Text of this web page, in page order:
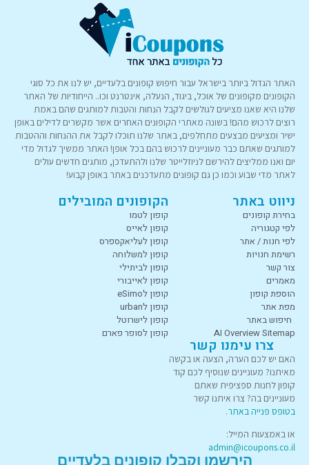
האתר הגדול ביותר בישראל עבור חיפוש קופונים בלעדיים, יש לנו את כל סוגי
הקופונים מקופונים של אוכל, ביגוד, הנעלה, אינטרנט וכו.. הייחודיות של האתר
שלנו היא שאנו מציעים לגולשים לקבל הנחות והטבות למותגים שהם באמת
רוצים לרכוש מהם! בשונה מאתרי הקופונים האחרים אשר מקשרים לדילים באופן
ישיר ומציעים מבצעים מתחלפים, באתר שלנו תוכלו לקבל את ההנחות וההטבות
למותגים שאתם כבר מעוניינים לרכוש בהם בכל אופן! האתר ממשיך לגדול מדי
יום ואנו ממליצים להירשם לניוזלייטר שלנו ולהתעדכן, מותגים חדשים עולים
לאתר מדי שבוע וכמו כן גם קופונים מתעדכנים באתר באופן קבוע!
ניווט באתר
בחירת קופונים
לפי קטגוריה
לפי חנות / אתר
רשימת חנויות
צור קשר
מאמרים
הוספת קופון
מפת אתר
חיפוש באתר
AI Overview Sitemap
הקופונים המובילים
קופון לטמו
קופון לאייס
קופון לעליאקספרס
קופון למשלוחה
קופון לביתילי
קופון לאייבורי
קופון לeSimo
קופון לurban
קופון לישרוטל
קופון לסופר פארם
צרו עימנו קשר
האם יש לכם הערה, הצעה או בקשה
מאיתנו? מעוניינים שנוסיף לכם קוד
קופון לחנות ספציפית שאתם
מעוניינים בה? צרו איתנו קשר
בטופס פנייה באתר.
או באמצעות המייל:
admin@icoupons.co.il
הירשמו וקבלו קופונים בלעדיים